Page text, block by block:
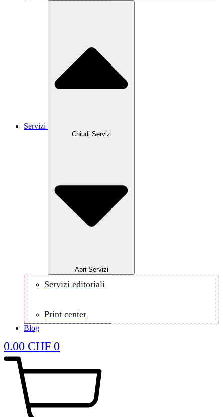
Servizi
Chiudi Servizi
Apri Servizi
Servizi editoriali
Print center
Blog
0.00 CHF 0